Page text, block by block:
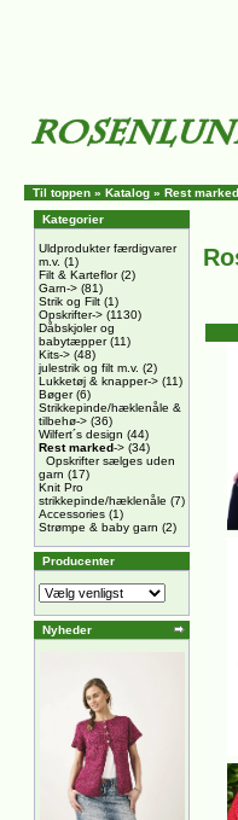
Til toppen » Katalog » Rest marked
Kategorier
Uldprodukter færdigvarer
m.v. (1)
Filt & Karteflor(2)
Garn-> (81)
Strik og Filt (1)
Opskrifter-> (1130)
Dåbskjoler og
babytæpper(11)
Kits-> (48)
julestrik og filt m.v. (2)
Lukketøj & knapper-> (11)
Bøger(6)
Strikkepinde/hæklenåle &
tilbehø-> (36)
Wilfert´s design (44)
Rest marked-> (34)
Opskrifter sælges uden
garn (17)
Knit Pro
strikkepinde/hæklenåle (7)
Accessories (1)
Strømpe & baby garn (2)
Producenter
Nyheder